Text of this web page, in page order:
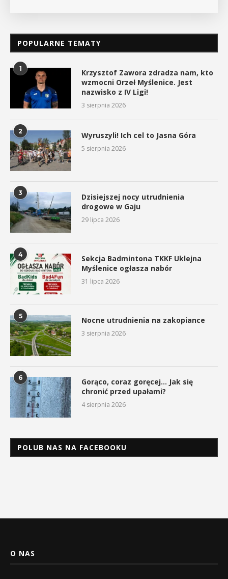
POPULARNE TEMATY
1
Krzysztof Zawora zdradza nam, kto
wzmocni Orzeł Myślenice. Jest
nazwisko z IV Ligi!
3 sierpnia 2026
2 Wyruszyli! Ich cel to Jasna Góra
5 sierpnia 2026
3
Dzisiejszej nocy utrudnienia
drogowe w Gaju
29 lipca 2026
4
Sekcja Badmintona TKKF Uklejna
Myślenice ogłasza nabór
31 lipca 2026
5 Nocne utrudnienia na zakopiance
3 sierpnia 2026
6
Gorąco, coraz goręcej… Jak się
chronić przed upałami?
4 sierpnia 2026
POLUB NAS NA FACEBOOKU
O NAS